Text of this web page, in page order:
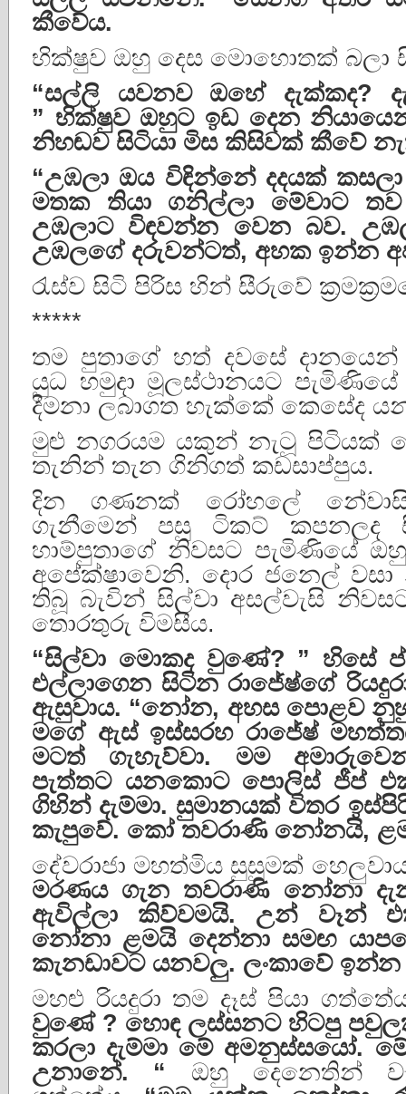
කීවේය.
භික්ෂුව ඔහු දෙස මොහොතක් බලා
“සල්ලි යවනව ඔහේ දැක්කද?
” භික්ෂුව ඔහුට ඉඩ දෙන
නිහඬව සිටියා මිස කිසිවක් කීවේ
“උඹලා ඔය විඳින්නේ දදයක් කසලා
මතක
තියා ගනිල්ලා මේවාට
තව
උඹලාට විඳවන්න වෙන බව.
උඹලගේ දරුවන්ටත්, අහක ඉන්න
රැස්ව සිටි පිරිස හින් සීරුවේ
*****
තම පුතාගේ හත් දවසේ
යුධ හමුදා මූලස්ථානයට
දීමනා ලබාගත හැක්කේ කෙසේද
මුළු නගරයම යකුන් නැටූ පිටියක්
තැනින් තැන ගිනිගත් කඩසාප්පුය.
දින ගණනක් රෝහලේ
ගැනීමෙන් පසු ටිකට් කපනලද
හාම්පුතාගේ නිවසට පැමිණියේ
අපේක්ෂාවෙනි. දොර ජනෙල්
තිබූ බැවින් සිල්වා අසල්වැසි
තොරතුරු විමසීය.
“සිල්වා මොකද වුණේ? ” හිසේ
එල්ලාගෙන සිටින රාජේෂ්ගේ
ඇසුවාය. “නෝන, අහස පොළව
මගේ ඇස් ඉස්සරහ රාජේෂ්
මටත්
ගැහැව්වා. මම
පැත්තට යනකොට පොලිස් ජීප්
ගිහින් දැම්මා. සුමානයක් විතර
කැපුවේ. කෝ තවරාණි නෝනයි,
දේවරාජා මහත්මිය සුසුමක්
මරණය ගැන තවරාණි නෝනා
ඇවිල්ලා
කිව්වමයි. උන් වෑන්
නෝනා ළමයි දෙන්නා සමඟ
කැනඩාවට යනවලු. ලංකාවේ ඉන්න
මහළු රියදුරා තම දෑස් පියා
වුණේ? හොඳ ලස්සනට හිටපු
කරලා දැම්මා මේ අමනුස්සයෝ.
උනානේ. “ ඔහු දෙනෙතින්